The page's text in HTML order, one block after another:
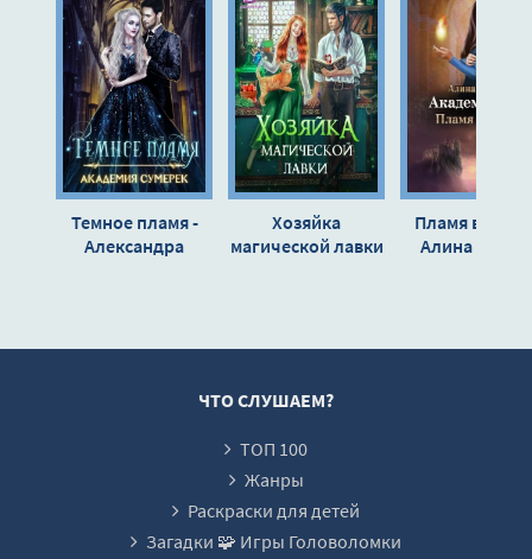
Темное пламя -
Александра
Хозяйка
магической лавки
Пламя в
Алина
ЧТО СЛУШАЕМ?
ТОП 100
Жанры
Раскраски для детей
Загадки 🧩 Игры Головоломки